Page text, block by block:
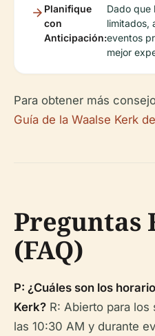
Planifique
con
Anticipación:
Dado que
limitados,
eventos
mejor
Para obtener más
Guía de la Waalse Kerk
Preguntas
(FAQ)
P: ¿Cuáles son los
Kerk? R: Abierto para
las 10:30 AM y durante